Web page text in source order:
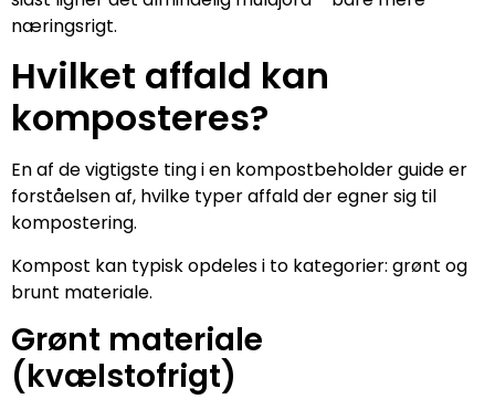
næringsrigt.
Hvilket affald kan
komposteres?
En af de vigtigste ting i en kompostbeholder guide er
forståelsen af, hvilke typer affald der egner sig til
kompostering.
Kompost kan typisk opdeles i to kategorier: grønt og
brunt materiale.
Grønt materiale
(kvælstofrigt)